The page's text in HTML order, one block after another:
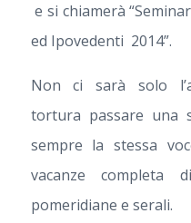
e si chiamerà
ed Ipovedenti 2014”.
Non ci sarà solo
tortura passare una
sempre la stessa
vacanze
pomeridiane e serali.